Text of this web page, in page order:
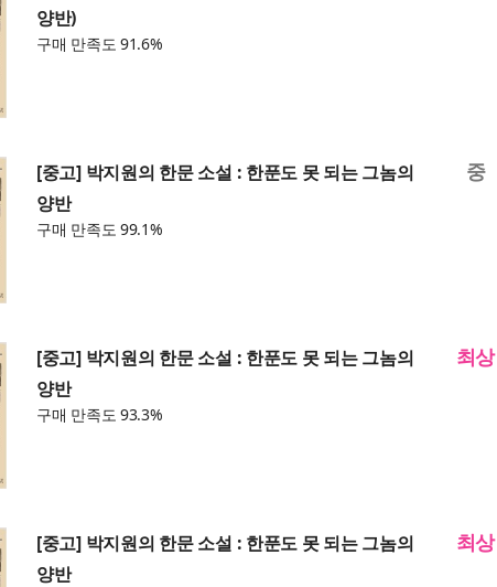
양반)
구매 만족도 91.6%
[중고] 박지원의 한문 소설 : 한푼도 못 되는 그놈의
양반
구매 만족도 99.1%
중
[중고] 박지원의 한문 소설 : 한푼도 못 되는 그놈의
양반
구매 만족도 93.3%
최상
[중고] 박지원의 한문 소설 : 한푼도 못 되는 그놈의
양반
최상